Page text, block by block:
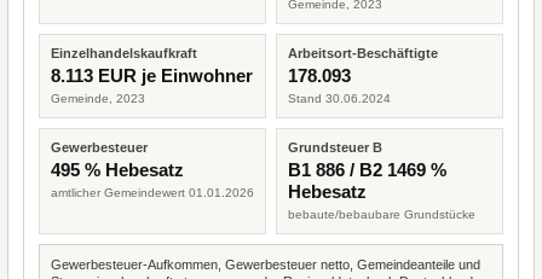
Gemeinde, 2023
Einzelhandelskaufkraft
8.113 EUR je Einwohner
Gemeinde, 2023
Arbeitsort-Beschäftigte
178.093
Stand 30.06.2024
Gewerbesteuer
495 % Hebesatz
amtlicher Gemeindewert 01.01.2026
Grundsteuer B
B1 886 / B2 1469 %
Hebesatz
bebaute/bebaubare Grundstücke
Gewerbesteuer-Aufkommen, Gewerbesteuer netto, Gemeindeanteile und